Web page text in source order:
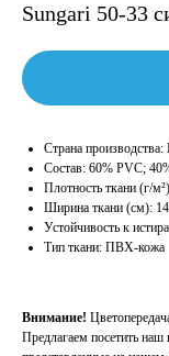
Sungari 50-33
Страна
Состав: 60% PVC;
Плотность ткани (г/
Ширина ткани (см):
Устойчивость к
Тип ткани: ПВХ-кожа
Внимание!
Предлагаем посетить